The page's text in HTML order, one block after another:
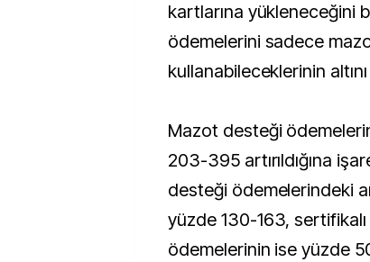
kartlarına yükleneceğini
ödemelerini sadece
kullanabileceklerinin
Mazot desteği
203-395 artırıldığına
desteği ödemelerindeki
yüzde 130-163,
ödemelerinin ise yüzde